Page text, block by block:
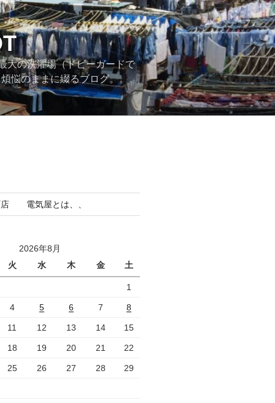
大の洗濯場（ドビーガードで
悩のままに綴るブログ。。。
店 電気屋とは、、
2026年8月
火 水 木 金 土
1
4 5 6 7 8
11 12 13 14 15
18 19 20 21 22
25 26 27 28 29